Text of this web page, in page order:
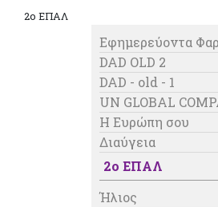
2o ΕΠΑΛ
Εφημερεύοντα
DAD OLD 2
DAD - old - 1
UN GLOBAL
Η Ευρώπη σου
Διαύγεια
2o ΕΠΑΛ
Ήλιος